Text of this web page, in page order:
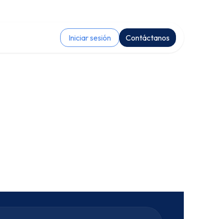
Iniciar sesión Contáctanos